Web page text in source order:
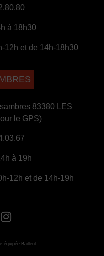
à 18h30
12h et de 14h-18h30
83380 LES
le GPS)
à 19h
12h et de 14h-19h
équipée Bailleul